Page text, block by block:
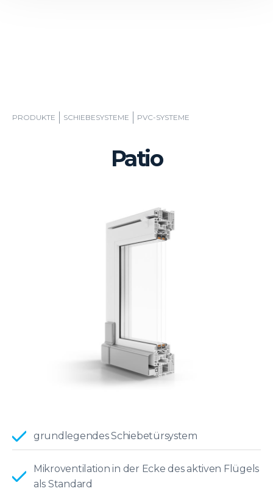
PRODUKTE SCHIEBESYSTEME PVC-SYSTEME
Patio
grundlegendes Schiebetürsystem
Mikroventilation in der Ecke des aktiven Flügels
als Standard